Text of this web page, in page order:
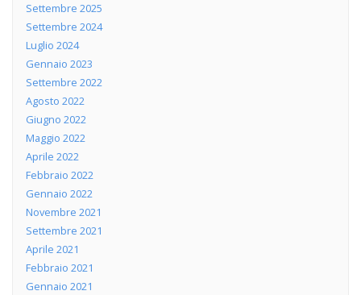
Settembre 2025
Settembre 2024
Luglio 2024
Gennaio 2023
Settembre 2022
Agosto 2022
Giugno 2022
Maggio 2022
Aprile 2022
Febbraio 2022
Gennaio 2022
Novembre 2021
Settembre 2021
Aprile 2021
Febbraio 2021
Gennaio 2021